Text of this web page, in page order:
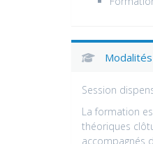
Session
La formation
théoriques
accompagnés